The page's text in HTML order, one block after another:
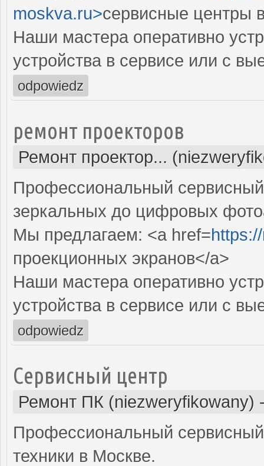
moskva.ru>сервисные центры
Наши мастера оперативно
устройства в сервисе или с
odpowiedz
ремонт проекторов
Ремонт проектор...
Профессиональный
зеркальных до цифровых
Мы предлагаем: <a href=
проекционных экранов</a>
Наши мастера оперативно
устройства в сервисе или с
odpowiedz
Сервисный центр
Ремонт ПК (niezweryfikowany)
Профессиональный
техники в Москве.